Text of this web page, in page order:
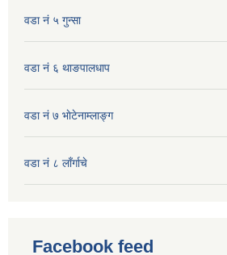
वडा नं ५ गुन्सा
वडा नं ६ थाङपालधाप
वडा नं ७ भाेटेनाम्लाङ्ग
वडा नं ८ लाँर्गाचे
Facebook feed